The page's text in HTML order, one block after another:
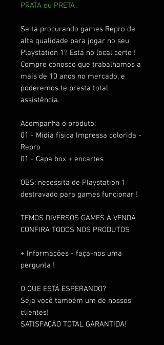
PRATA ou PRETA.
Se tá procurando games Repro de
alta qualidade para jogar no seu
Playstation 1? Está no local certo !
Compre conosco que trabalhamos a
mais de 10 anos no mercado, e
poderemos te presta total
assistência.
Acompanha o produto:
01 - Mídia física Impressa colorida -
Repro
01 - Capa box + encartes
OBS: necessita de Playstation 1
destravado para games funcionar !
TEMOS DIVERSOS GAMES A VENDA
CONFIRA TODOS NOS PRODUTOS
+ Informações - faça-nos uma
pergunta !
O QUE ESTÁ ESPERANDO?
Seja você também um de nossos
clientes!
SATISFAÇÃO TOTAL GARANTIDA!